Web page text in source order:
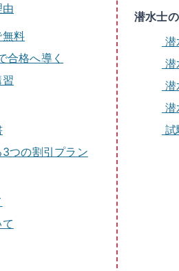
料
合格へ導く
つの割引プラン
潜水士
潜
潜
潜
潜
試